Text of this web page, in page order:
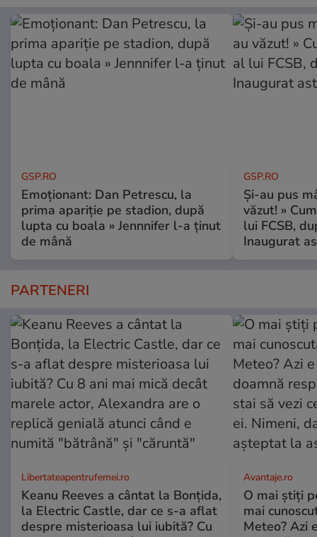
GSP.RO
Emoționant: Dan Petrescu, la
prima apariție pe stadion, după
lupta cu boala » Jennnifer l-a ținut
de mână
GSP.RO
Și-au pus
văzut! »
lui FCSB,
Inaugurat
PARTENERI
Libertateapentrufemei.ro
Keanu Reeves a cântat la Bonțida,
la Electric Castle, dar ce s-a aflat
despre misterioasa lui iubită? Cu
Avantaje.ro
O mai știți
mai
Meteo? Azi